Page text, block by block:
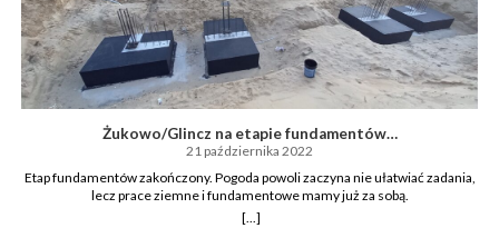
Żukowo/Glincz na etapie fundamentów…
21 października 2022
Etap fundamentów zakończony. Pogoda powoli zaczyna nie ułatwiać zadania,
lecz prace ziemne i fundamentowe mamy już za sobą.
[...]